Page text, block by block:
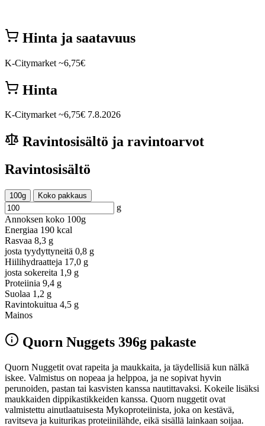
Hinta ja saatavuus
K-Citymarket ~6,75€
Hinta
K-Citymarket ~6,75€ 7.8.2026
Ravintosisältö ja ravintoarvot
Ravintosisältö
100g Koko pakkaus
g
Annoksen koko 100g
Energiaa 190 kcal
Rasvaa 8,3 g
josta tyydyttyneitä 0,8 g
Hiilihydraatteja 17,0 g
josta sokereita 1,9 g
Proteiinia 9,4 g
Suolaa 1,2 g
Ravintokuitua 4,5 g
Mainos
Quorn Nuggets 396g pakaste
Quorn Nuggetit ovat rapeita ja maukkaita, ja täydellisiä kun nälkä
iskee. Valmistus on nopeaa ja helppoa, ja ne sopivat hyvin
perunoiden, pastan tai kasvisten kanssa nautittavaksi. Kokeile lisäksi
maukkaiden dippikastikkeiden kanssa. Quorn nuggetit ovat
valmistettu ainutlaatuisesta Mykoproteiinista, joka on kestävä,
ravitseva ja kuiturikas proteiinilähde, eikä sisällä lainkaan soijaa.